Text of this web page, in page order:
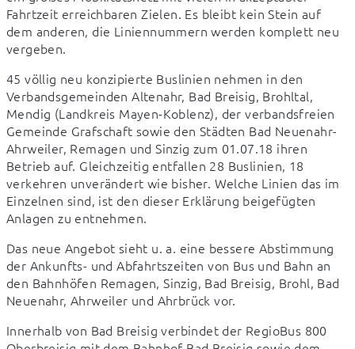
Fahrtzeit erreichbaren Zielen. Es bleibt kein Stein auf
dem anderen, die Liniennummern werden komplett neu
vergeben.
45 völlig neu konzipierte Buslinien nehmen in den
Verbandsgemeinden Altenahr, Bad Breisig, Brohltal,
Mendig (Landkreis Mayen-Koblenz), der verbandsfreien
Gemeinde Grafschaft sowie den Städten Bad Neuenahr-
Ahrweiler, Remagen und Sinzig zum 01.07.18 ihren
Betrieb auf. Gleichzeitig entfallen 28 Buslinien, 18
verkehren unverändert wie bisher. Welche Linien das im
Einzelnen sind, ist den dieser Erklärung beigefügten
Anlagen zu entnehmen.
Das neue Angebot sieht u. a. eine bessere Abstimmung
der Ankunfts- und Abfahrtszeiten von Bus und Bahn an
den Bahnhöfen Remagen, Sinzig, Bad Breisig, Brohl, Bad
Neuenahr, Ahrweiler und Ahrbrück vor.
Innerhalb von Bad Breisig verbindet der RegioBus 800